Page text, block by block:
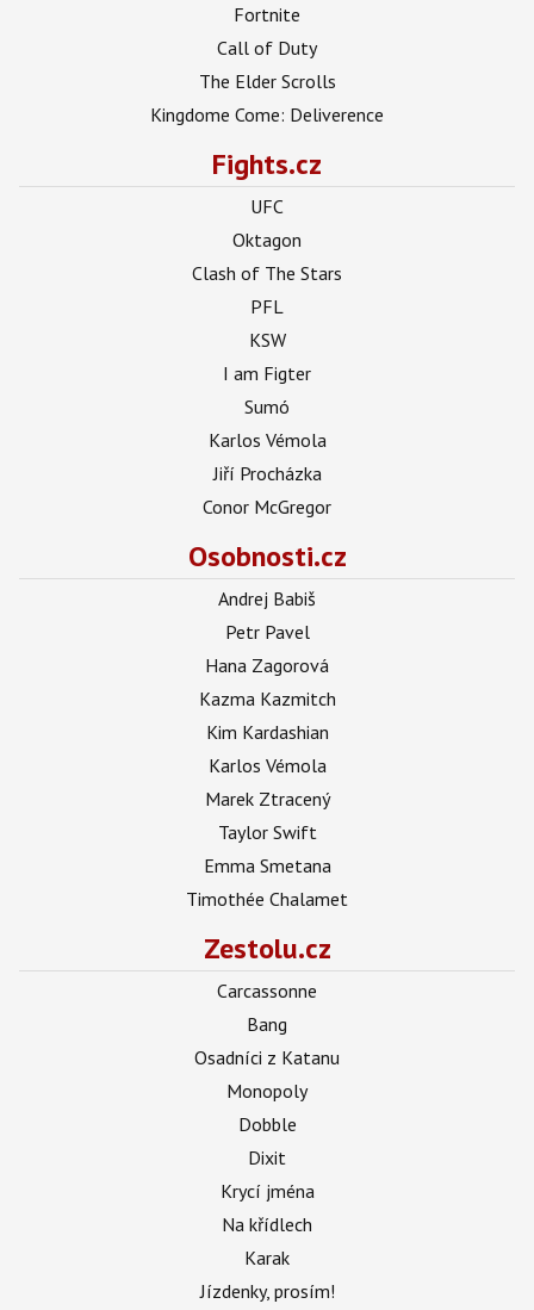
Fortnite
Call of Duty
The Elder Scrolls
Kingdome Come: Deliverence
Fights.cz
UFC
Oktagon
Clash of The Stars
PFL
KSW
I am Figter
Sumó
Karlos Vémola
Jiří Procházka
Conor McGregor
Osobnosti.cz
Andrej Babiš
Petr Pavel
Hana Zagorová
Kazma Kazmitch
Kim Kardashian
Karlos Vémola
Marek Ztracený
Taylor Swift
Emma Smetana
Timothée Chalamet
Zestolu.cz
Carcassonne
Bang
Osadníci z Katanu
Monopoly
Dobble
Dixit
Krycí jména
Na křídlech
Karak
Jízdenky, prosím!